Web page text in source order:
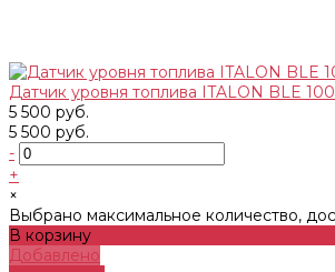
Датчик уровня топлива ITALON BLE
5 500 руб.
5 500 руб.
-
+
×
Выбрано максимальное количество,
В корзину
Добавлено